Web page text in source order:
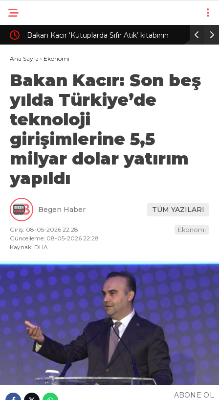
Bakan Kacır ‘Kutuplarda Sıfır Atık’ kitabının
lansmanına katıldı
Ana Sayfa › Ekonomi
Bakan Kacır: Son beş
yılda Türkiye’de
teknoloji
girişimlerine 5,5
milyar dolar yatırım
yapıldı
Begen Haber TÜM YAZILARI
Giriş: 08-05-2026 22:28
Güncelleme: 08-05-2026 22:28
Kaynak: DHA
Ekonomi
ABONE OL